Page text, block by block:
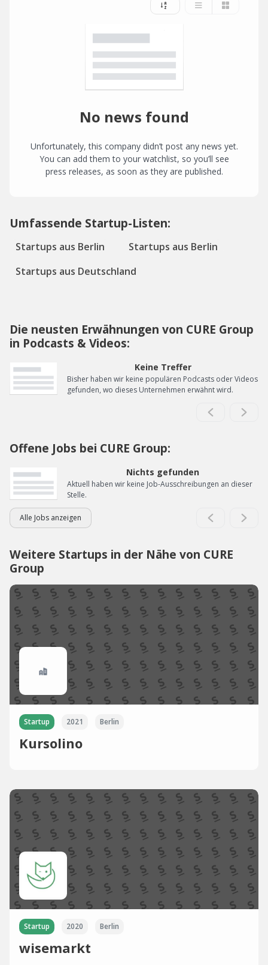
No news found
Unfortunately, this company didn’t post any news yet.
You can add them to your watchlist, so you’ll see
press releases, as soon as they are published.
Umfassende Startup-Listen:
Startups aus Berlin
Startups aus Berlin
Startups aus Deutschland
Die neusten Erwähnungen von CURE Group
in Podcasts & Videos:
Keine Treffer
Bisher haben wir keine populären Podcasts oder Videos
gefunden, wo dieses Unternehmen erwähnt wird.
Offene Jobs bei CURE Group:
Nichts gefunden
Aktuell haben wir keine Job-Ausschreibungen an dieser
Stelle.
Alle Jobs anzeigen
Weitere Startups in der Nähe von CURE
Group
Startup 2021 Berlin
Kursolino
Startup 2020 Berlin
wisemarkt